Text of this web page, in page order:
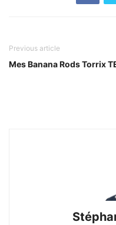
Previous article
Mes Banana Rods Torrix